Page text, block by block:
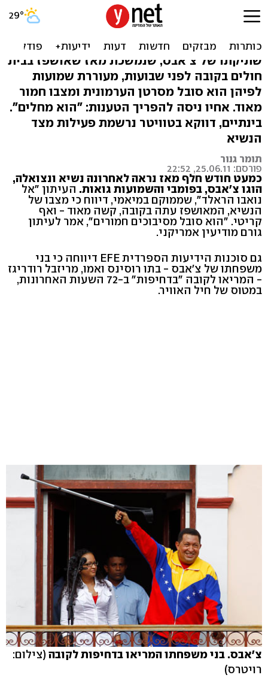
האם נשיא ונצואלה מאושפז
במצב קריטי?
שתיקתו של צ'אבס, שנמשכת מאז שאושפז בבית
חולים בקובה לפני שבועות, מעוררת שמועות
לפיהן הוא סובל מסרטן הערמונית ומצבו חמור
מאוד. אחיו ניסה להפריך הטענות: "הוא מחלים".
בינתיים, דווקא בטוויטר נרשמת פעילות מצד
הנשיא
תומר גנור
פורסם: 25.06.11, 22:52
כמעט חודש חלף מאז נראה לאחרונה נשיא ונצואלה,
הוגו צ'אבס, בפומבי והשמועות גואות. העיתון "אל
נואבו הראלד", שממוקם במיאמי, דיווח כי מצבו של
הנשיא, המאושפז עתה בקובה, קשה מאוד - ואף
קריטי. "הוא סובל מסיבוכים חמורים", אמר לעיתון
גורם מודיעין אמריקני.
גם סוכנות הידיעות הספרדית EFE דיווחה כי בני
משפחתו של צ'אבס - בתו רוסינס ואמו, מריזבל רודריגז
- המריאו לקובה "בדחיפות" ב-72 השעות האחרונות,
במטוס של חיל האוויר.
צ'אבס. בני משפחתו המריאו בדחיפות לקובה (צילום:
רויטרס)